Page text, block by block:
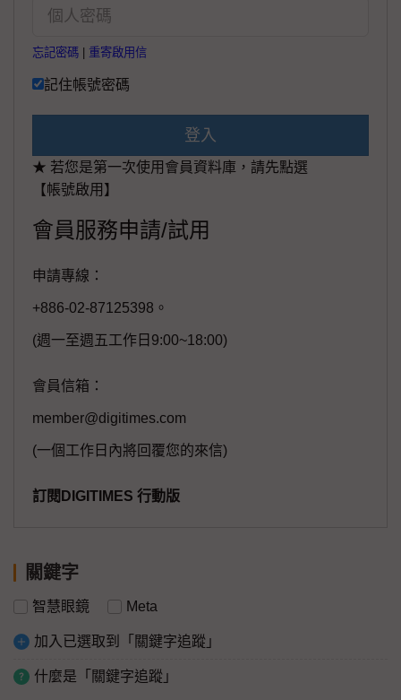
忘記密碼 重寄啟用信
記住帳號密碼
登入
★ 若您是第一次使用會員資料庫，請先點選
【帳號啟用】
會員服務申請/試用
申請專線：
+886-02-87125398。
(週一至週五工作日9:00~18:00)
會員信箱：
member@digitimes.com
(一個工作日內將回覆您的來信)
訂閱DIGITIMES 行動版
關鍵字
智慧眼鏡 Meta
加入已選取到「關鍵字追蹤」
什麼是「關鍵字追蹤」